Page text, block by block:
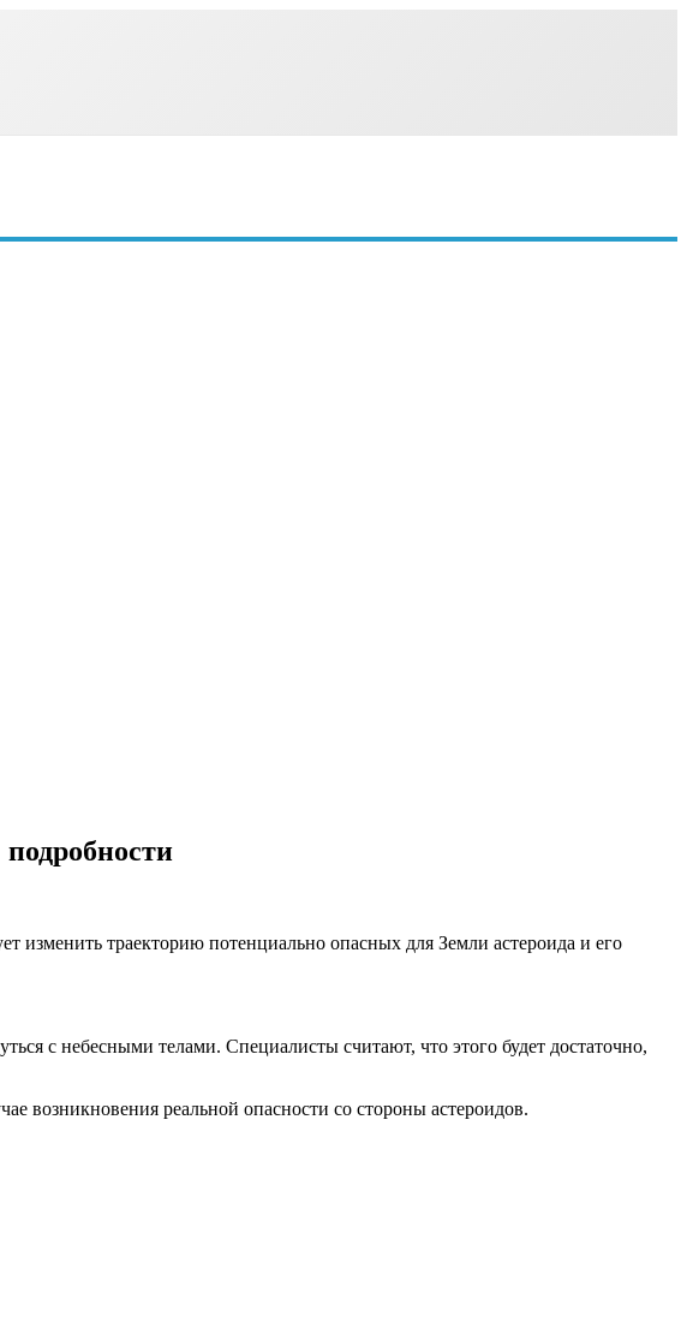
траекторию потенциально опасных для Земли астероида и его
с небесными телами. Специалисты считают, что этого будет достаточно,
возникновения реальной опасности со стороны астероидов.